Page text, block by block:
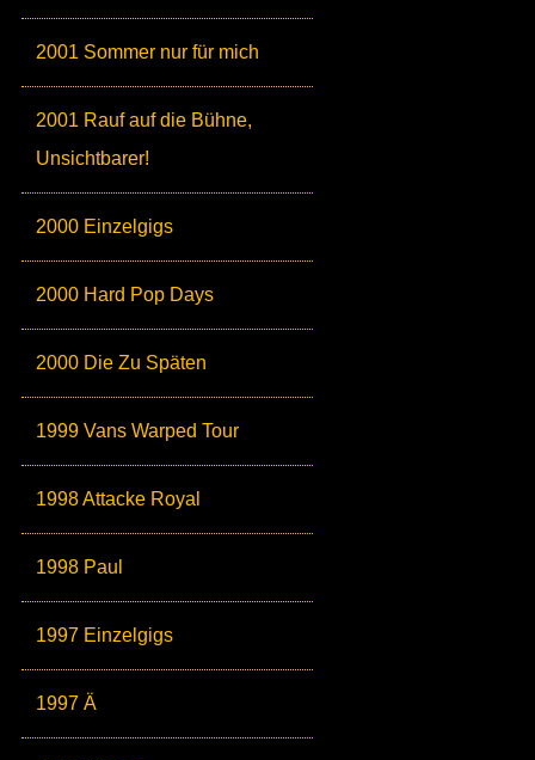
2001 Sommer nur für mich
2001 Rauf auf die Bühne,
Unsichtbarer!
2000 Einzelgigs
2000 Hard Pop Days
2000 Die Zu Späten
1999 Vans Warped Tour
1998 Attacke Royal
1998 Paul
1997 Einzelgigs
1997 Ä